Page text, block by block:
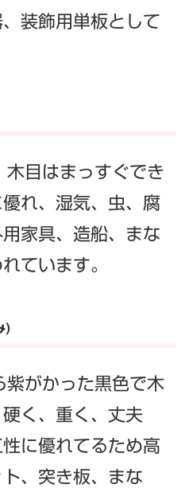
装飾用単板として
目はまっすぐでき
れ、湿気、虫、腐
家具、造船、まな
ています。
)
がかった黒色で木
く、重く、丈夫
に優れてるため高
、突き板、まな